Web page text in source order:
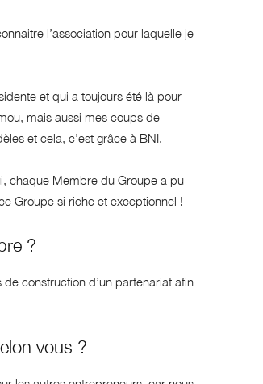
l’association pour laquelle je
et qui a toujours été là pour
mais aussi mes coups de
et cela, c’est grâce à BNI.
chaque Membre du Groupe a pu
Groupe si riche et exceptionnel !
?
construction d’un partenariat afin
vous ?